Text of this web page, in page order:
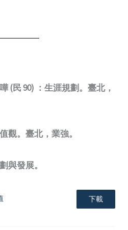
(民 90) ：生涯規劃。臺北，
觀。臺北，業強。
與發展。
下載